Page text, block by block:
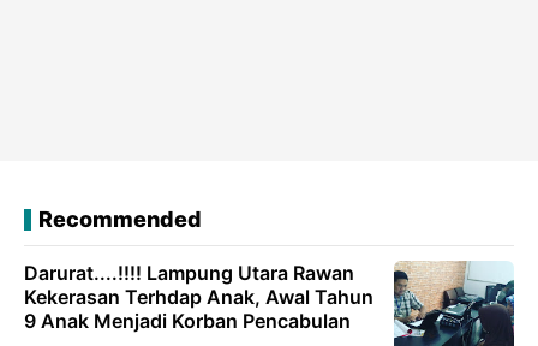
Recommended
Darurat....!!!! Lampung Utara Rawan
Kekerasan Terhdap Anak, Awal Tahun
9 Anak Menjadi Korban Pencabulan